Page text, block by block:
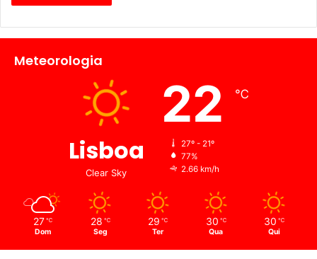
Meteorologia
Lisboa
Clear Sky
22 ℃
27º - 21º
77%
2.66 km/h
27 ℃
Dom
28 ℃
Seg
29 ℃
Ter
30 ℃
Qua
30 ℃
Qui